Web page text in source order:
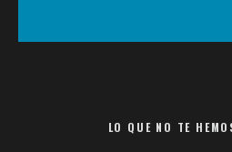
LO QUE NO TE